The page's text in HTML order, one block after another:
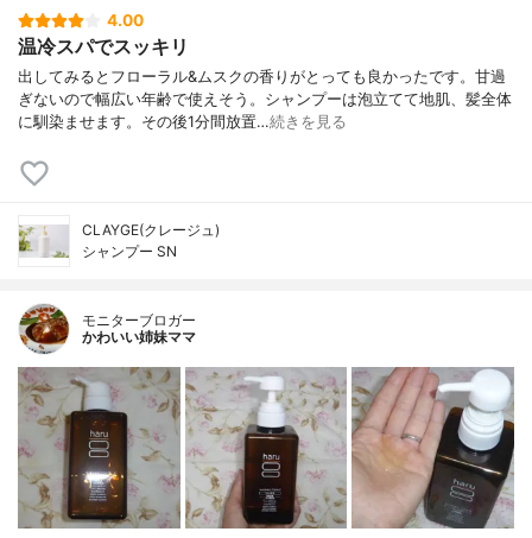
4.00
温冷スパでスッキリ
出してみるとフローラル&ムスクの香りがとっても良かったです。甘過
ぎないので幅広い年齢で使えそう。シャンプーは泡立てて地肌、髪全体
に馴染ませます。その後1分間放置…続きを見る
CLAYGE(クレージュ)
シャンプー SN
モニターブロガー
かわいい姉妹ママ